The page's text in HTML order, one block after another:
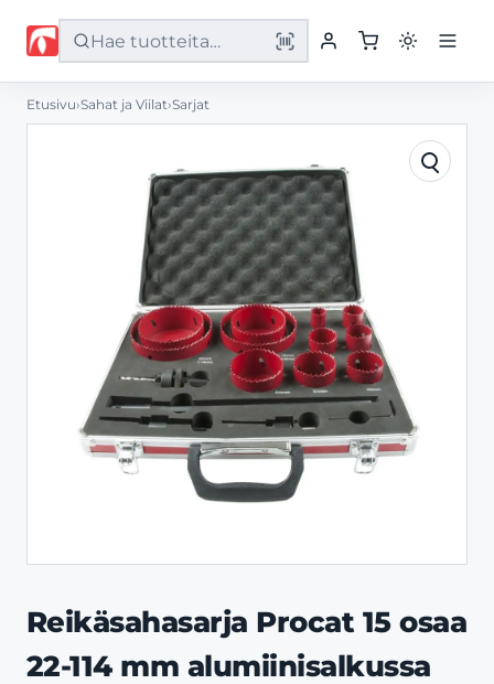
Etusivu
Yhteystiedot
Etusivu›Sahat ja Viilat›Sarjat
Reikäsahasarja Procat 15 osaa
22-114 mm alumiinisalkussa